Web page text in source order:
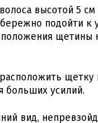
высотой 5
подойти к
щетины
щетку
больших усилий.
вид,